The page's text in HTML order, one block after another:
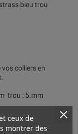
bleu trou
colliers en
trou : 5.mm
ceux de
montrer des